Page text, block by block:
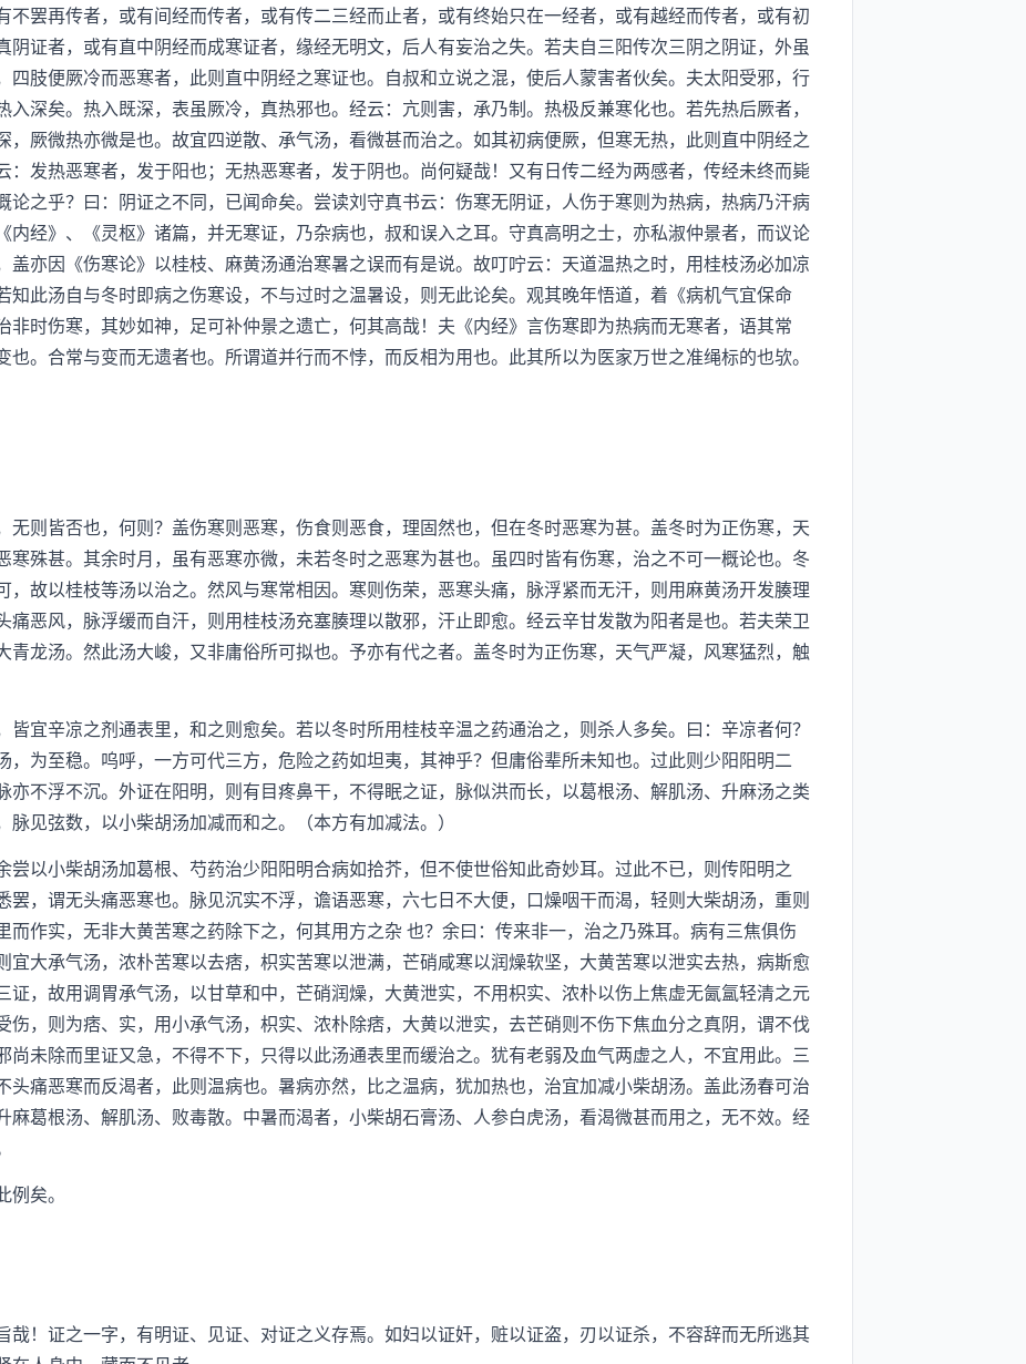
不罢再传者，或有间经而传者，或有传二三经而止者，或有终始只在一经者，或有越经而传者，或有初
阴证者，或有直中阴经而成寒证者，缘经无明文，后人有妄治之失。若夫自三阳传次三阴之阴证，外虽
四肢便厥冷而恶寒者，此则直中阴经之寒证也。自叔和立说之混，使后人蒙害者伙矣。夫太阳受邪，行
深矣。热入既深，表虽厥冷，真热邪也。经云：亢则害，承乃制。热极反兼寒化也。若先热后厥者，
，厥微热亦微是也。故宜四逆散、承气汤，看微甚而治之。如其初病便厥，但寒无热，此则直中阴经之
：发热恶寒者，发于阳也；无热恶寒者，发于阴也。尚何疑哉！又有日传二经为两感者，传经未终而毙
论之乎？曰：阴证之不同，已闻命矣。尝读刘守真书云：伤寒无阴证，人伤于寒则为热病，热病乃汗病
内经》、《灵枢》诸篇，并无寒证，乃杂病也，叔和误入之耳。守真高明之士，亦私淑仲景者，而议论
盖亦因《伤寒论》以桂枝、麻黄汤通治寒暑之误而有是说。故叮咛云：天道温热之时，用桂枝汤必加凉
知此汤自与冬时即病之伤寒设，不与过时之温暑设，则无此论矣。观其晚年悟道，着《病机气宜保命
非时伤寒，其妙如神，足可补仲景之遗亡，何其高哉！夫《内经》言伤寒即为热病而无寒者，语其常
。合常与变而无遗者也。所谓道并行而不悖，而反相为用也。此其所以为医家万世之准绳标的也欤。
则皆否也，何则？盖伤寒则恶寒，伤食则恶食，理固然也，但在冬时恶寒为甚。盖冬时为正伤寒，天
寒殊甚。其余时月，虽有恶寒亦微，未若冬时之恶寒为甚也。虽四时皆有伤寒，治之不可一概论也。冬
，故以桂枝等汤以治之。然风与寒常相因。寒则伤荣，恶寒头痛，脉浮紧而无汗，则用麻黄汤开发腠理
痛恶风，脉浮缓而自汗，则用桂枝汤充塞腠理以散邪，汗止即愈。经云辛甘发散为阳者是也。若夫荣卫
青龙汤。然此汤大峻，又非庸俗所可拟也。予亦有代之者。盖冬时为正伤寒，天气严凝，风寒猛烈，触
宜辛凉之剂通表里，和之则愈矣。若以冬时所用桂枝辛温之药通治之，则杀人多矣。曰：辛凉者何？
，为至稳。呜呼，一方可代三方，危险之药如坦夷，其神乎？但庸俗辈所未知也。过此则少阳阳明二
亦不浮不沉。外证在阳明，则有目疼鼻干，不得眠之证，脉似洪而长，以葛根汤、解肌汤、升麻汤之类
见弦数，以小柴胡汤加减而和之。（本方有加减法。）
以小柴胡汤加葛根、芍药治少阳阳明合病如拾芥，但不使世俗知此奇妙耳。过此不已，则传阳明之
罢，谓无头痛恶寒也。脉见沉实不浮，谵语恶寒，六七日不大便，口燥咽干而渴，轻则大柴胡汤，重则
而作实，无非大黄苦寒之药除下之，何其用方之杂 也？余曰：传来非一，治之乃殊耳。病有三焦俱伤
宜大承气汤，浓朴苦寒以去痞，枳实苦寒以泄满，芒硝咸寒以润燥软坚，大黄苦寒以泄实去热，病斯愈
证，故用调胃承气汤，以甘草和中，芒硝润燥，大黄泄实，不用枳实、浓朴以伤上焦虚无氤氲轻清之元
伤，则为痞、实，用小承气汤，枳实、浓朴除痞，大黄以泄实，去芒硝则不伤下焦血分之真阴，谓不伐
尚未除而里证又急，不得不下，只得以此汤通表里而缓治之。犹有老弱及血气两虚之人，不宜用此。三
头痛恶寒而反渴者，此则温病也。暑病亦然，比之温病，犹加热也，治宜加减小柴胡汤。盖此汤春可治
麻葛根汤、解肌汤、败毒散。中暑而渴者，小柴胡石膏汤、人参白虎汤，看渴微甚而用之，无不效。经
矣。
！证之一字，有明证、见证、对证之义存焉。如妇以证奸，赃以证盗，刃以证杀，不容辞而无所逃其